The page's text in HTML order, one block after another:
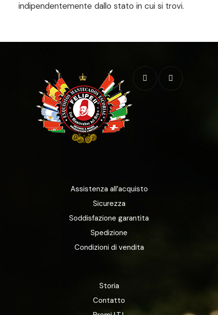
indipendentemente dallo stato in cui si trovi.
Assistenza all’acquisto
Sicurezza
Soddisfazione garantita
Spedizione
Condizioni di vendita
Storia
Contatto